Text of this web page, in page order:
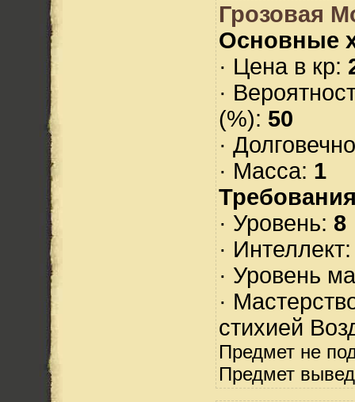
Грозовая
Основные
· Цена в кр:
·
(%): 50
·
· Масса: 1
· Уровень: 8
·
· Уровень
·
стихией
Предмет не
Предмет